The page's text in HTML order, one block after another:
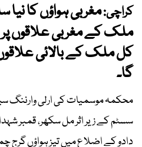
کراچی:مغربی ہواؤں کا
ملک کے مغربی علاقوں پر
کل ملک کے بالائی
گا۔
محکمہ موسمیات کی ارلی وارننگ
سسٹم کے زیر اثر مل سکھر، قمبر
دادو کے اضلاع میں تیز ہواؤں